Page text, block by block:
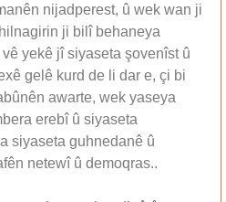
nijadperest, û wek wan ji
ji bilî behaneya
yekê jî siyaseta şovenîst û
gelê kurd de li dar e, çi bi
awarte, wek yaseya
erebî û siyaseta
siyaseta guhnedanê û
netewî û demoqras..